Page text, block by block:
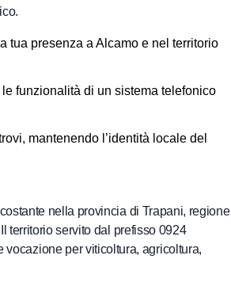
tua presenza a Alcamo e nel territorio
funzionalità di un sistema telefonico
mantenendo l’identità locale del
nella provincia di Trapani, regione
territorio servito dal prefisso 0924
vocazione per viticoltura, agricoltura,